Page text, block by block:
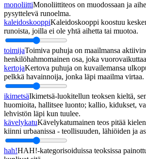
monoliittiMonoliittiteos on muodossaan ja
pysyttelevä runoelma.
kaleidoskooppiKaleidoskooppi koostuu
runoista, joilla ei ole yhtä aihetta tai muotoa.
toimijaToimiva puhuja on maailmansa
henkilöhahmomainen osa, joka
kertojaKertova puhuja on kuvailemansa
pelkkä havainnoija, jonka läpi maailma virtaa.
ikimetsäIkimetsä-luokitellun teoksen kieltä,
huomioita, hallitsee luonto; kallio, kidukset,
lehvistön läpi kun tuulee.
kävelykatuKävelykatumainen teos pitää
kiinni urbaanissa - teollisuuden, lähiöiden ja
hah!HAH!-kategorisoiduissa teoksissa